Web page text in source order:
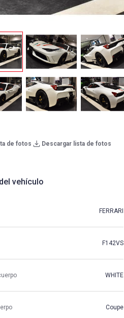
de fotos Descargar lista de fotos
vehículo
FERRARI
F142VS
WHITE
Coupe